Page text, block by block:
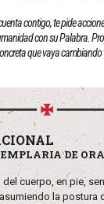
contigo, te pide
con su Palabra.
que vaya cambiando
DE
del cuerpo, en pie,
la postura